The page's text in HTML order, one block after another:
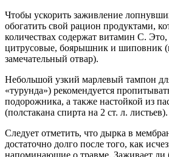
Чтобы ускорить заживление
обогатить свой рацион продуктами,
количествах содержат витамин С. Это,
цитрусовые, боярышник и шиповник
замечательный отвар).
Небольшой узкий марлевый тампон
«турунда») рекомендуется
подорожника, а также настойкой из
(полстакана спирта на 2 ст. л. листьев).
Следует отметить, что дырка в
достаточно долго после того, как
напоминающие о травме. Заживает ли